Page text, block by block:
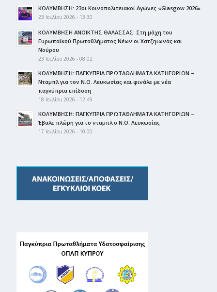
ΚΟΛΥΜΒΗΣΗ: 23οι Κοινοπολιτειακοί Αγώνες «Glasgow 2026»
23 Ιουλίου 2026 - 13:30
ΚΟΛΥΜΒΗΣΗ ΑΝΟΙΚΤΗΣ ΘΑΛΑΣΣΑΣ: Στη μάχη του
Ευρωπαϊκού Πρωταθλήματος Νέων οι Χατζηιωνάς και
Νούρου
23 Ιουλίου 2026 - 08:02
ΚΟΛΥΜΒΗΣΗ: ΠΑΓΚΥΠΡΙΑ ΠΡΩΤΑΘΛΗΜΑΤΑ ΚΑΤΗΓΟΡΙΩΝ –
Νταμπλ για τον Ν.Ο. Λευκωσίας και φινάλε με νέα
παγκύπρια επίδοση
18 Ιουλίου 2026 - 12:49
ΚΟΛΥΜΒΗΣΗ: ΠΑΓΚΥΠΡΙΑ ΠΡΩΤΑΘΛΗΜΑΤΑ ΚΑΤΗΓΟΡΙΩΝ –
Έβαλε πλώρη για το νταμπλ ο Ν.Ο. Λευκωσίας
17 Ιουλίου 2026 - 10:00